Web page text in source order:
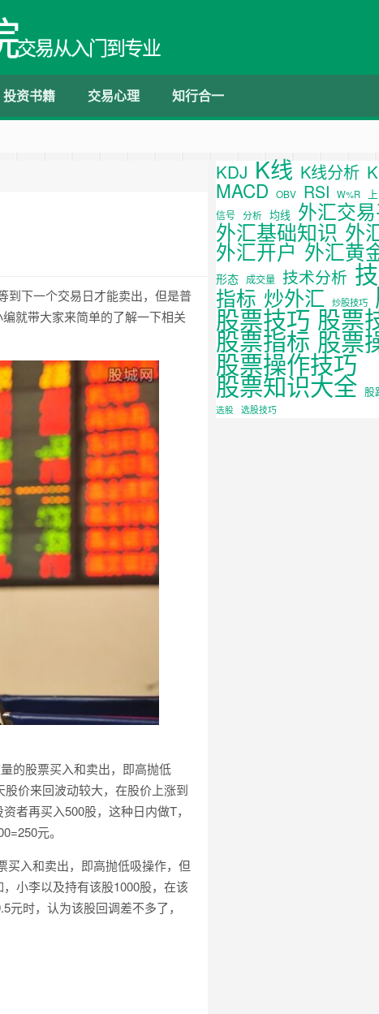
交易从入门到专业
投资书籍 交易心理 知行合一
到下一个交易日才能卖出，但是普
就带大家来简单的了解一下相关
的股票买入和卖出，即高抛低
价来回波动较大，在股价上涨到
者再买入500股，这种日内做T，
元。
买入和卖出，即高抛低吸操作，但
小李以及持有该股1000股，在该
时，认为该股回调差不多了，
KDJ K线 K线分析
MACD OBV RSI W%R
信号 分析 均线 外汇交
外汇基础知识 外
外汇开户 外汇黄
形态 成交量 技术分析
指标 炒外汇 炒股技巧
股票技巧 股票
股票指标 股票
股票操作技巧
股票知识大全 股
选股
选股技巧